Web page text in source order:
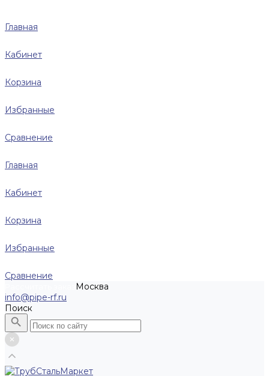
Главная
Кабинет
Корзина
Избранные
Сравнение
Главная
Кабинет
Корзина
Избранные
Сравнение
Москва
info@pipe-rf.ru
Поиск